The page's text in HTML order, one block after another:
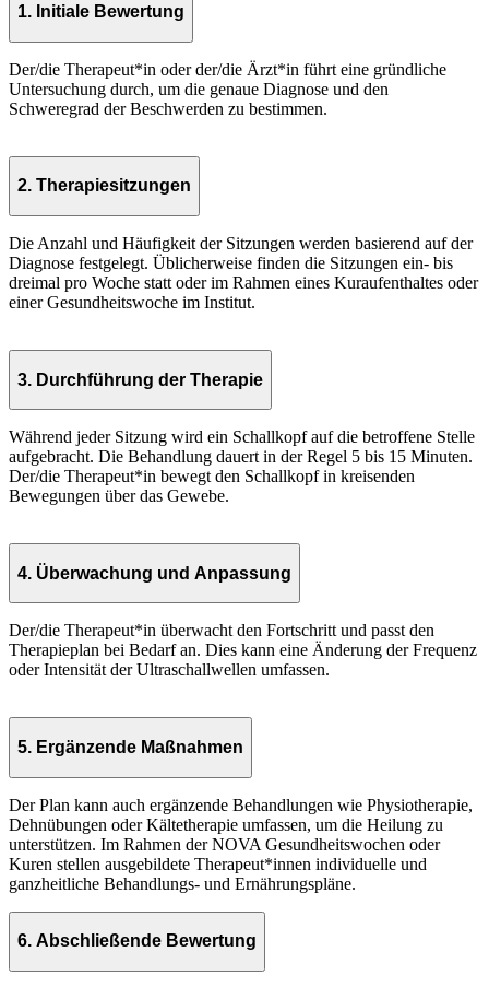
1. Initiale Bewertung
Der/die Therapeut*in oder der/die Ärzt*in führt eine gründliche
Untersuchung durch, um die genaue Diagnose und den
Schweregrad der Beschwerden zu bestimmen.
2. Therapiesitzungen
Die Anzahl und Häufigkeit der Sitzungen werden basierend auf der
Diagnose festgelegt. Üblicherweise finden die Sitzungen ein- bis
dreimal pro Woche statt oder im Rahmen eines Kuraufenthaltes oder
einer Gesundheitswoche im Institut.
3. Durchführung der Therapie
Während jeder Sitzung wird ein Schallkopf auf die betroffene Stelle
aufgebracht. Die Behandlung dauert in der Regel 5 bis 15 Minuten.
Der/die Therapeut*in bewegt den Schallkopf in kreisenden
Bewegungen über das Gewebe.
4. Überwachung und Anpassung
Der/die Therapeut*in überwacht den Fortschritt und passt den
Therapieplan bei Bedarf an. Dies kann eine Änderung der Frequenz
oder Intensität der Ultraschallwellen umfassen.
5. Ergänzende Maßnahmen
Der Plan kann auch ergänzende Behandlungen wie Physiotherapie,
Dehnübungen oder Kältetherapie umfassen, um die Heilung zu
unterstützen. Im Rahmen der NOVA Gesundheitswochen oder
Kuren stellen ausgebildete Therapeut*innen individuelle und
ganzheitliche Behandlungs- und Ernährungspläne.
6. Abschließende Bewertung